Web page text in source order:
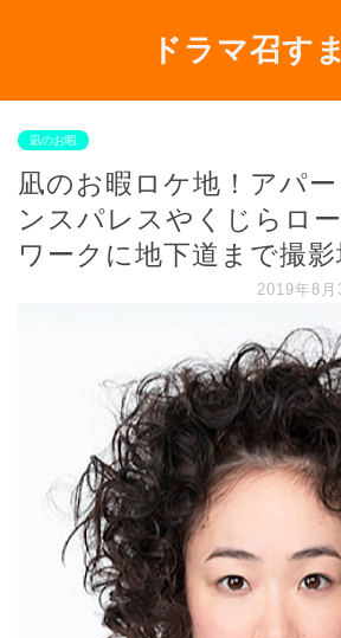
ドラマ召す
凪のお暇
凪のお暇ロケ地！アパ
ンスパレスやくじらロ
ワークに地下道まで撮影
2019年8月